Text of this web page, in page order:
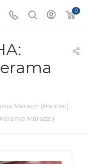
0
Marazzi (Россия)
Marazzi)